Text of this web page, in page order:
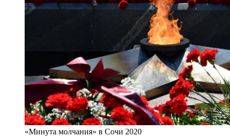
«Минута молчания» в Сочи 2020